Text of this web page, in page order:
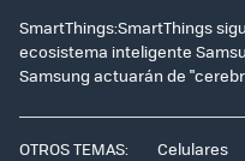
SmartThings:SmartThings
ecosistema inteligente
Samsung actuarán de
OTROS TEMAS: Celulares